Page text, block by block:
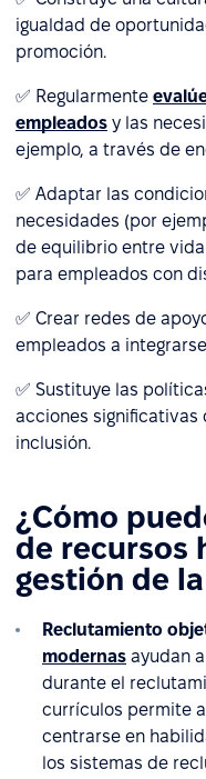
igualdad de
promoción.
✅ Regularmente
empleados y las
ejemplo, a través de
✅ Adaptar las
necesidades (por
de equilibrio entre
para empleados con
✅ Crear redes de
empleados a
✅ Sustituye las
acciones significativas
inclusión.
¿Cómo
de recursos
gestión de
Reclutamiento
modernas ayudan
durante el
currículos permite
centrarse en
los sistemas de